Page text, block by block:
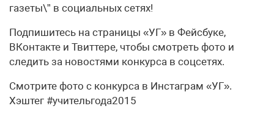
газеты\” в социальных сетях!
Подпишитесь на страницы «УГ» в Фейсбуке,
ВКонтакте и Твиттере, чтобы смотреть фото и
следить за новостями конкурса в соцсетях.
Смотрите фото с конкурса в Инстаграм «УГ».
Хэштег #учительгода2015